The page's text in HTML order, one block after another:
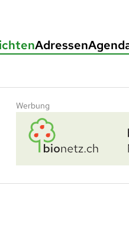
Adressen
Werbung